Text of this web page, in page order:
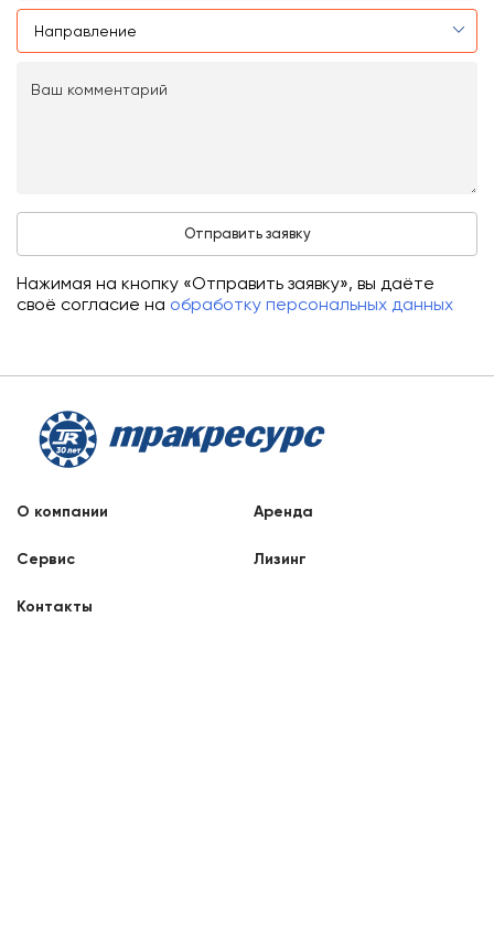
Нажимая на кнопку «Отправить заявку», вы даёте
своё согласие на обработку персональных данных
О компании Аренда
Сервис Лизинг
Контакты